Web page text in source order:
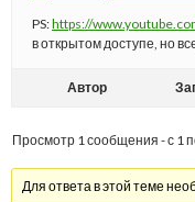
PS:https://
в открытом доступе, но
Автор
Просмотр 1 сообщения - с 1
Для ответа в этой теме